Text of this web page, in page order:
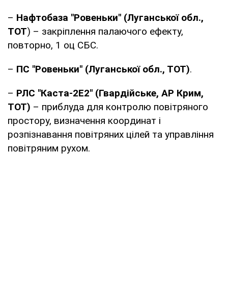
– Нафтобаза "Ровеньки" (Луганської обл.,
ТОТ) – закріплення палаючого ефекту,
повторно, 1 оц СБС.
– ПС "Ровеньки" (Луганської обл., ТОТ).
– РЛС "Каста-2Е2" (Гвардійське, АР Крим,
ТОТ) – приблуда для контролю повітряного
простору, визначення координат і
розпізнавання повітряних цілей та управління
повітряним рухом.